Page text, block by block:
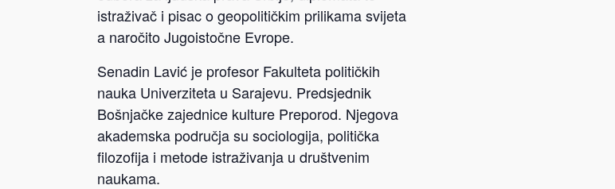
istraživač i pisac o geopolitičkim prilikama svijeta
a naročito Jugoistočne Evrope.
Senadin Lavić je profesor Fakulteta političkih
nauka Univerziteta u Sarajevu. Predsjednik
Bošnjačke zajednice kulture Preporod. Njegova
akademska područja su sociologija, politička
filozofija i metode istraživanja u društvenim
naukama.